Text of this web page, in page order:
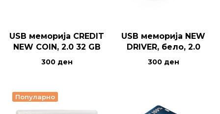
USB меморија CREDIT
NEW COIN, 2.0 32 GB
300 ден
USB меморија NEW
DRIVER, бело, 2.0
300 ден
Популарно